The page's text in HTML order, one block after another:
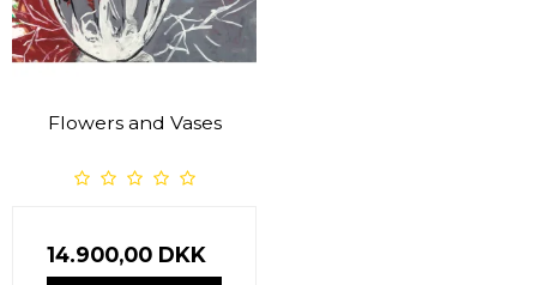
Flowers and Vases
14.900,00 DKK